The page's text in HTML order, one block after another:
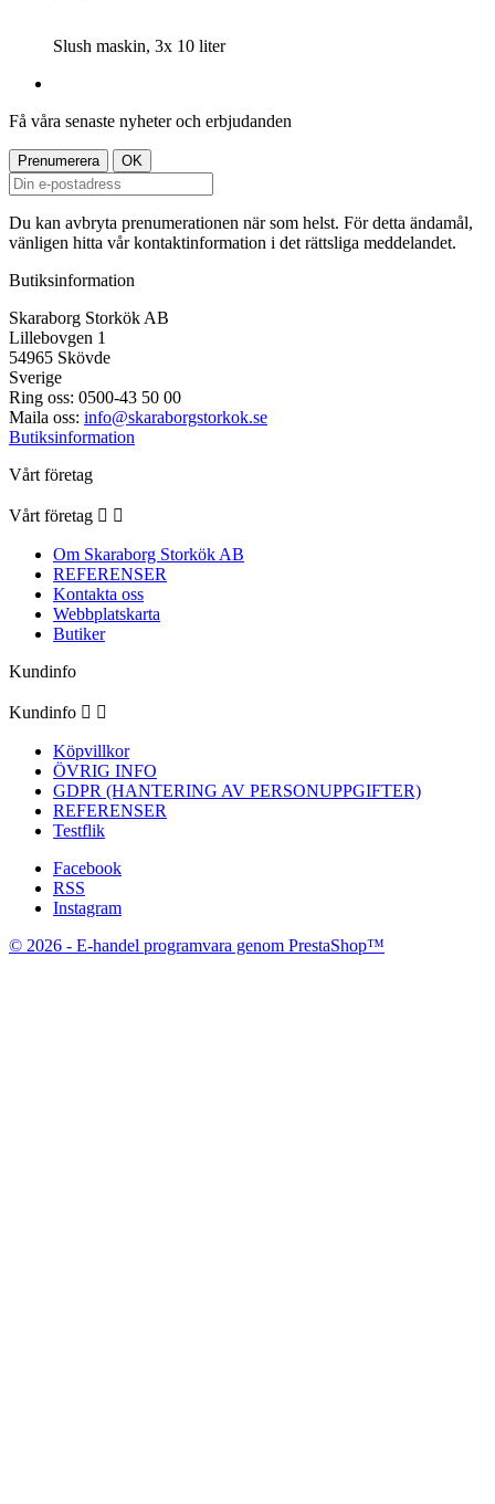
Slush maskin, 3x 10 liter
Få våra senaste nyheter och erbjudanden
Du kan avbryta prenumerationen när som helst. För detta ändamål,
vänligen hitta vår kontaktinformation i det rättsliga meddelandet.
Butiksinformation
Skaraborg Storkök AB
Lillebovgen 1
54965 Skövde
Sverige
Ring oss: 0500-43 50 00
Maila oss: info@skaraborgstorkok.se
Butiksinformation
Vårt företag
Vårt företag  
Om Skaraborg Storkök AB
REFERENSER
Kontakta oss
Webbplatskarta
Butiker
Kundinfo
Kundinfo  
Köpvillkor
ÖVRIG INFO
GDPR (HANTERING AV PERSONUPPGIFTER)
REFERENSER
Testflik
Facebook
RSS
Instagram
© 2026 - E-handel programvara genom PrestaShop™